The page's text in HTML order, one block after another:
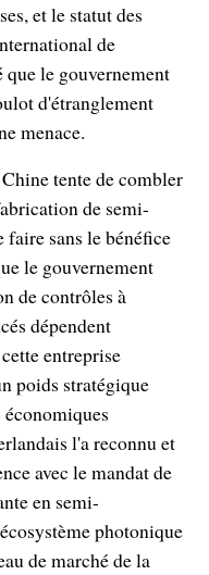
et le statut des
de
que le gouvernement
d'étranglement
menace.
tente de combler
de semi-
sans le bénéfice
le gouvernement
de contrôles à
dépendent
entreprise
poids stratégique
l'a reconnu et
avec le mandat de
en semi-
photonique
de marché de la